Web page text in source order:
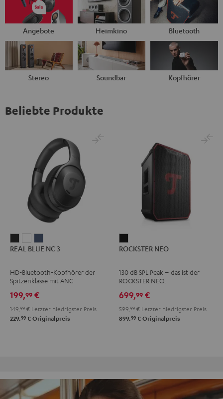
Angebote Heimkino Bluetooth
Stereo Soundbar Kopfhörer
Beliebte Produkte
BLUE
3
Black
BLUE
3
White
BLUE
3
REAL BLUE NC 3
HD-Bluetooth-Kopfhörer der
Spitzenklasse mit ANC
199,99 €
149,99 € Letzter niedrigster Preis
229,99 € Originalpreis
NEO
ROCKSTER NEO
130 dB SPL Peak – das ist der
ROCKSTER NEO.
699,99 €
599,99 € Letzter niedrigster Preis
899,99 € Originalpreis